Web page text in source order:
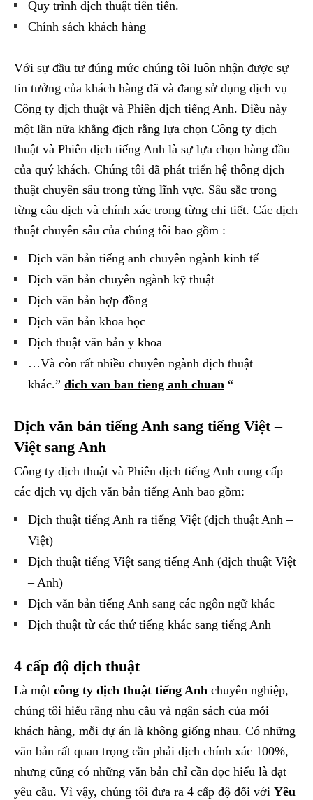
Quy trình dịch thuật tiên tiến.
Chính sách khách hàng
Với sự đầu tư đúng mức chúng tôi luôn nhận được sự
tin tưởng của khách hàng đã và đang sử dụng dịch vụ
Công ty dịch thuật và Phiên dịch tiếng Anh. Điều này
một lần nữa khẳng địch rằng lựa chọn Công ty dịch
thuật và Phiên dịch tiếng Anh là sự lựa chọn hàng đầu
của quý khách. Chúng tôi đã phát triển hệ thông dịch
thuật chuyên sâu trong từng lĩnh vực. Sâu sắc trong
từng câu dịch và chính xác trong từng chi tiết. Các dịch
thuật chuyên sâu của chúng tôi bao gồm :
Dịch văn bản tiếng anh chuyên ngành kinh tế
Dịch văn bản chuyên ngành kỹ thuật
Dịch văn bản hợp đồng
Dịch văn bản khoa học
Dịch thuật văn bản y khoa
…Và còn rất nhiều chuyên ngành dịch thuật
khác.” dich van ban tieng anh chuan “
Dịch văn bản tiếng Anh sang tiếng Việt –
Việt sang Anh
Công ty dịch thuật và Phiên dịch tiếng Anh cung cấp
các dịch vụ dịch văn bản tiếng Anh bao gồm:
Dịch thuật tiếng Anh ra tiếng Việt (dịch thuật Anh –
Việt)
Dịch thuật tiếng Việt sang tiếng Anh (dịch thuật Việt
– Anh)
Dịch văn bản tiếng Anh sang các ngôn ngữ khác
Dịch thuật từ các thứ tiếng khác sang tiếng Anh
4 cấp độ dịch thuật
Là một công ty dịch thuật tiếng Anh chuyên nghiệp,
chúng tôi hiểu rằng nhu cầu và ngân sách của mỗi
khách hàng, mỗi dự án là không giống nhau. Có những
văn bản rất quan trọng cần phải dịch chính xác 100%,
nhưng cũng có những văn bản chỉ cần đọc hiểu là đạt
yêu cầu. Vì vậy, chúng tôi đưa ra 4 cấp độ đối với Yêu